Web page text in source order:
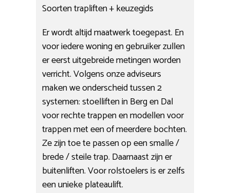
Soorten trapliften + keuzegids
Er wordt altijd maatwerk toegepast. En
voor iedere woning en gebruiker zullen
er eerst uitgebreide metingen worden
verricht. Volgens onze adviseurs
maken we onderscheid tussen 2
systemen: stoelliften in Berg en Dal
voor rechte trappen en modellen voor
trappen met een of meerdere bochten.
Ze zijn toe te passen op een smalle /
brede / steile trap. Daarnaast zijn er
buitenliften. Voor rolstoelers is er zelfs
een unieke plateaulift.